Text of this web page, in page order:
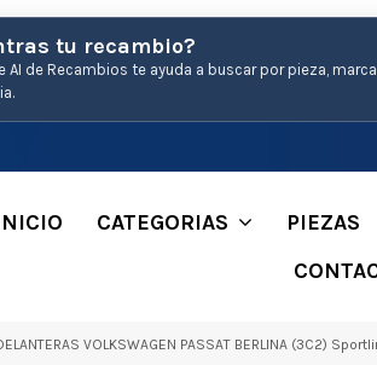
tu recambio?
AI de Recambios te ayuda a buscar por pieza,
CATEGORIAS PIEZAS
VOLKSWAGEN PASSAT BERLINA (3C2)